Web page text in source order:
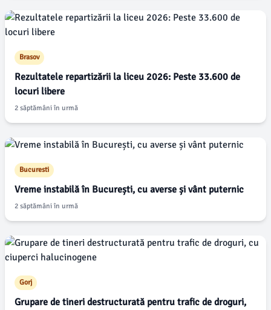
Brasov
Rezultatele repartizării la liceu 2026: Peste 33.600 de
locuri libere
2 săptămâni în urmă
Bucuresti
Vreme instabilă în București, cu averse și vânt puternic
2 săptămâni în urmă
Gorj
Grupare de tineri destructurată pentru trafic de droguri,